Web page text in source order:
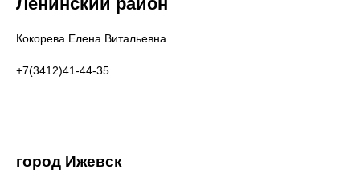
Кокорева Елена Bитальевна
+7(3412)41-44-35
город Ижевск